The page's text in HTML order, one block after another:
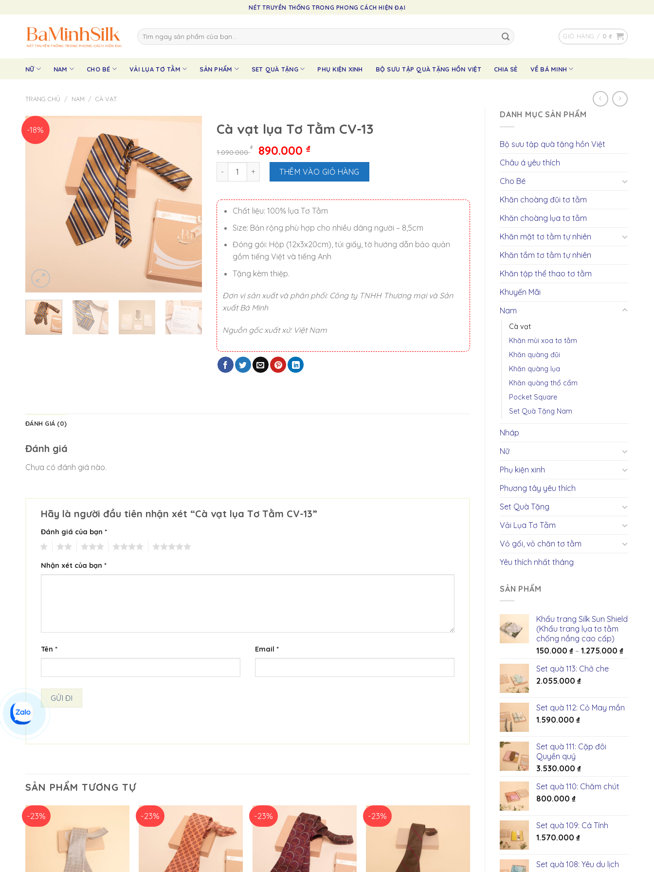
to
content
NÉT TRUYỀN THỐNG TRONG PHONG CÁCH HIỆN ĐẠI
Tìm
kiếm:
GIỎ HÀNG / 0₫
NỮ NAM CHO BÉ VẢI LỤA TƠ TẰM SẢN PHẨM SET QUÀ TẶNG PHỤ KIỆN XINH BỘ SƯU TẬP QUÀ TẶNG HỒN VIỆT CHIA SẺ VỀ BÁ MINH
TRANG CHỦ / NAM / CÀ VẠT
DANH MỤC SẢN PHẨM
Bộ sưu tập quà tặng hồn Việt
Châu á yêu thích
Cho Bé
Khăn choàng đũi tơ tằm
Khăn choàng lụa tơ tằm
Khăn mặt tơ tằm tự nhiên
Khăn tắm tơ tằm tự nhiên
Khăn tập thể thao tơ tằm
Khuyến Mãi
Nam
Cà vạt
Khăn mùi xoa tơ tằm
Khăn quàng đũi
Khăn quàng lụa
Khăn quàng thổ cẩm
Pocket Square
Set Quà Tặng Nam
Nháp
Nữ
Phụ kiện xinh
Phương tây yêu thích
Set Quà Tặng
Vải Lụa Tơ Tằm
Vỏ gối, vỏ chăn tơ tằm
Yêu thích nhất tháng
SẢN PHẨM
Khẩu trang Silk Sun Shield
(Khẩu trang lụa tơ tằm
chống nắng cao cấp)
150.000 ₫ – 1.275.000 ₫
Set quà 113: Chở che
2.055.000 ₫
Set quà 112: Cỏ May mắn
1.590.000 ₫
Set quà 111: Cặp đôi
Quyền quý
3.530.000 ₫
Set quà 110: Chăm chút
800.000 ₫
Set quà 109: Cá Tính
1.570.000 ₫
Set quà 108: Yêu du lịch
-18% Cà vạt lụa Tơ Tằm CV-13
1.090.000
₫
Giá
gốc
1.090.000 ₫.
890.000 ₫Giá
hiện
tại
là:
890.000 ₫.
Cà vạt lụa Tơ Tằm CV-13 số lượng
THÊM VÀO GIỎ HÀNG
Chất liệu: 100% lụa Tơ Tằm
Size: Bản rộng phù hợp cho nhiều dáng người – 8,5cm
Đóng gói: Hộp (12x3x20cm), túi giấy, tờ hướng dẫn bảo quản
gồm tiếng Việt và tiếng Anh
Tặng kèm thiệp.
Đơn vị sản xuất và phân phối: Công ty TNHH Thương mại và Sản
xuất Bá Minh
Nguồn gốc xuất xứ: Việt Nam
ĐÁNH GIÁ (0)
Đánh giá
Chưa có đánh giá nào.
Hãy là người đầu tiên nhận xét “Cà vạt lụa Tơ Tằm CV-13”
Đánh giá của bạn *
Nhận xét của bạn *
Tên * Email *
SẢN PHẨM TƯƠNG TỰ
-23% -23% -23% -23%